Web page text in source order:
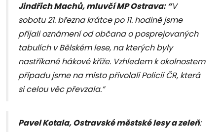
Jindřich Machů, mluvčí MP Ostrava: “V
sobotu 21. března krátce po 11. hodině jsme
přijali oznámení od občana o posprejovaných
tabulích v Bělském lese, na kterých byly
nastříkané hákové kříže. Vzhledem k okolnostem
případu jsme na místo přivolali Policii ČR, která
si celou věc převzala.”
Pavel Kotala, Ostravské městské lesy a zeleň: